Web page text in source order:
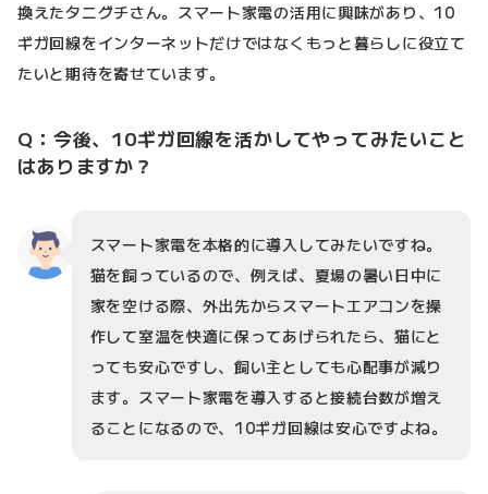
換えたタニグチさん。スマート家電の活用に興味があり、10
ギガ回線をインターネットだけではなくもっと暮らしに役立て
たいと期待を寄せています。
Q：今後、10ギガ回線を活かしてやってみたいこと
はありますか？
スマート家電を本格的に導入してみたいですね。
猫を飼っているので、例えば、夏場の暑い日中に
家を空ける際、外出先からスマートエアコンを操
作して室温を快適に保ってあげられたら、猫にと
っても安心ですし、飼い主としても心配事が減り
ます。スマート家電を導入すると接続台数が増え
ることになるので、10ギガ回線は安心ですよね。